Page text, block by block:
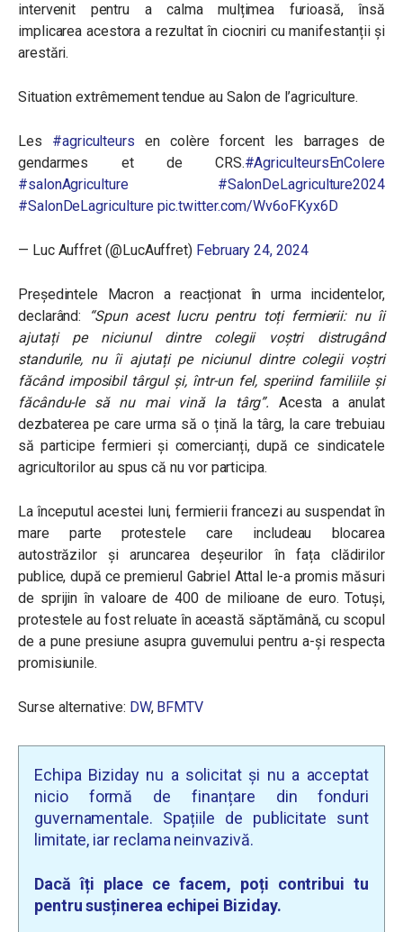
intervenit pentru a calma mulțimea furioasă, însă
implicarea acestora a rezultat în ciocniri cu manifestanții și
arestări.
Situation extrêmement tendue au Salon de l’agriculture.
Les #agriculteurs en colère forcent les barrages de
gendarmes et de CRS.#AgriculteursEnColere
#salonAgriculture
#SalonDeLagriculture2024
#SalonDeLagriculture pic.twitter.com/Wv6oFKyx6D
— Luc Auffret (@LucAuffret) February 24, 2024
Președintele Macron a reacționat în urma incidentelor,
declarând: “Spun acest lucru pentru toți fermierii: nu îi
ajutați pe niciunul dintre colegii voștri distrugând
standurile, nu îi ajutați pe niciunul dintre colegii voștri
făcând imposibil târgul și, într-un fel, speriind familiile și
făcându-le să nu mai vină la târg”. Acesta a anulat
dezbaterea pe care urma să o țină la târg, la care trebuiau
să participe fermieri și comercianți, după ce sindicatele
agricultorilor au spus că nu vor participa.
La începutul acestei luni, fermierii francezi au suspendat în
mare parte protestele care includeau blocarea
autostrăzilor și aruncarea deșeurilor în fața clădirilor
publice, după ce premierul Gabriel Attal le-a promis măsuri
de sprijin în valoare de 400 de milioane de euro. Totuși,
protestele au fost reluate în această săptămână, cu scopul
de a pune presiune asupra guvernului pentru a-și respecta
promisiunile.
Surse alternative: DW, BFMTV
Echipa Biziday nu a solicitat și nu a acceptat
nicio formă de finanțare din fonduri
guvernamentale. Spațiile de publicitate sunt
limitate, iar reclama neinvazivă.
Dacă îți place ce facem, poți contribui tu
pentru susținerea echipei Biziday.